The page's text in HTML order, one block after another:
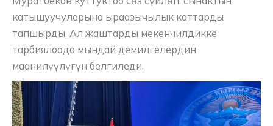
катышуучуларына ыраазычылык каттарды
тапшырды. Ал жаштарды мекенчилдикке
тарбиялоодо мындай демилгелердин
маанилүүлүгүн белгиледи.